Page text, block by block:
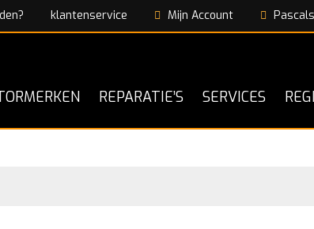
klantenservice Mijn Account
REPARATIE’S SERVICES